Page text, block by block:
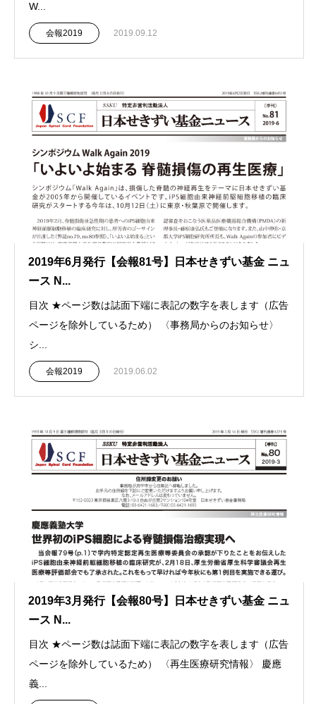
W...
会報2019 2019.09.12
2019年6月発行【会報81号】日本せきずい基金 ニュ
ース N...
目次 ★ページ数は誌面下端に表記の数字を表します（広告
ページを除外しているため） 〈事務局からのお知らせ〉
シ...
会報2019 2019.06.02
2019年3月発行【会報80号】日本せきずい基金 ニュ
ース N...
目次 ★ページ数は誌面下端に表記の数字を表します（広告
ページを除外しているため） 〈再生医療研究情報〉 慶應
義...